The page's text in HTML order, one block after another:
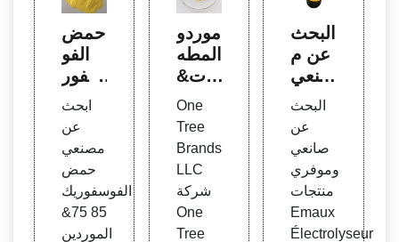
حمض
الفو
سفور
صين ا
لمصن
عين
& الم
ابحث
عن
مصنعي
حمض
الفوسفوريك
85 75&
الموردين
موردو
المطه
رات&
الشرك
ات ال
مصنع
ة - ال
صفحة
13
One
Tree
Brands
LLC
شركة
One
Tree
البحث
عن م
صنعي
منتجا
mau
x Éle
ctrol
yseu
r
البحث
عن
صانعي
وموفري
منتجات
Emaux
Électrolyseur